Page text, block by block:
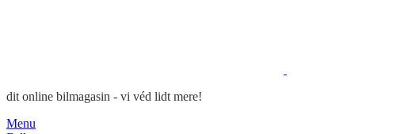
dit online bilmagasin - vi véd lidt mere!
Menu